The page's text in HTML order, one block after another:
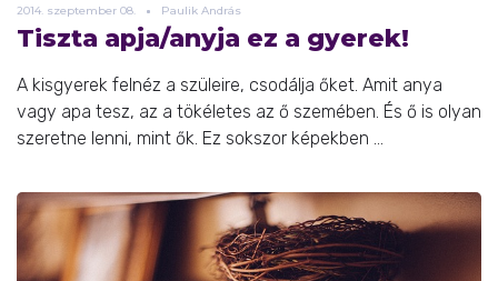
2014. szeptember 08. Paulik András
Tiszta apja/anyja ez a gyerek!
A kisgyerek felnéz a szüleire, csodálja őket. Amit anya
vagy apa tesz, az a tökéletes az ő szemében. És ő is olyan
szeretne lenni, mint ők. Ez sokszor képekben ...